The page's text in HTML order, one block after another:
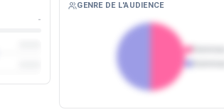
-
GENRE DE L'AUDIENCE